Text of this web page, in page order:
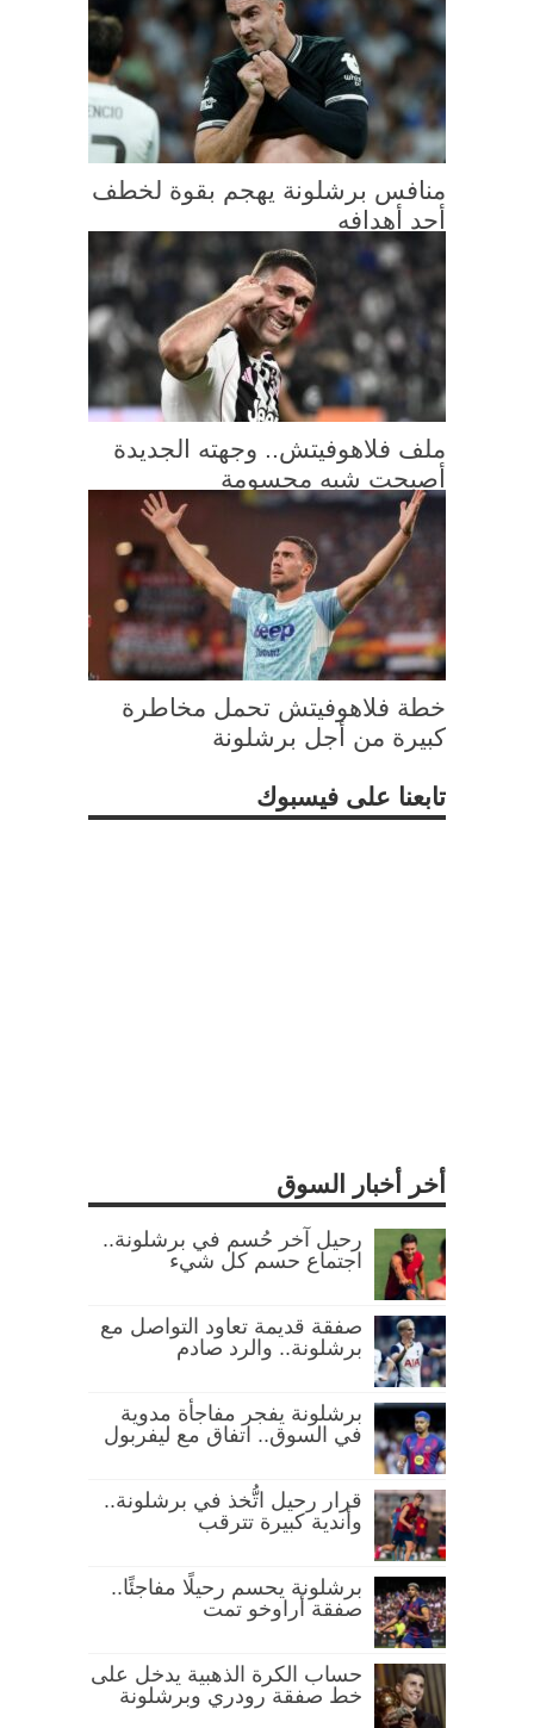
منافس برشلونة يهجم بقوة لخطف
أحد أهدافه
ملف فلاهوفيتش.. وجهته الجديدة
أصبحت شبه محسومة
خطة فلاهوفيتش تحمل مخاطرة
كبيرة من أجل برشلونة
تابعنا على فيسبوك
أخر أخبار السوق
رحيل آخر حُسم في برشلونة..
اجتماع حسم كل شيء
صفقة قديمة تعاود التواصل مع
برشلونة.. والرد صادم
برشلونة يفجر مفاجأة مدوية
في السوق.. اتفاق مع ليفربول
قرار رحيل اتُّخذ في برشلونة..
وأندية كبيرة تترقب
برشلونة يحسم رحيلًا مفاجئًا..
صفقة أراوخو تمت
حساب الكرة الذهبية يدخل على
خط صفقة رودري وبرشلونة